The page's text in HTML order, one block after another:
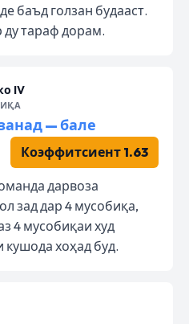
баъд голзан будааст.
ду тараф дорам.
IV
— бале
Коэффитсиент 1.63
дарвоза
зад дар 4 мусобиқа,
4 мусобиқаи худ
кушода хоҳад буд.